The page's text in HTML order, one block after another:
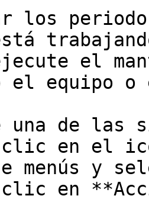
los
el
equipo o
una de las
menús y